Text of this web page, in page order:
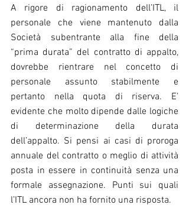
A rigore di ragionamento dell’ITL, il
personale che viene mantenuto dalla
Società subentrante alla fine della
“prima durata” del contratto di appalto,
dovrebbe rientrare nel concetto di
personale assunto stabilmente e
pertanto nella quota di riserva. E’
evidente che molto dipende dalle logiche
di determinazione della durata
dell’appalto. Si pensi ai casi di proroga
annuale del contratto o meglio di attività
posta in essere in continuità senza una
formale assegnazione. Punti sui quali
l’ITL ancora non ha fornito una risposta.